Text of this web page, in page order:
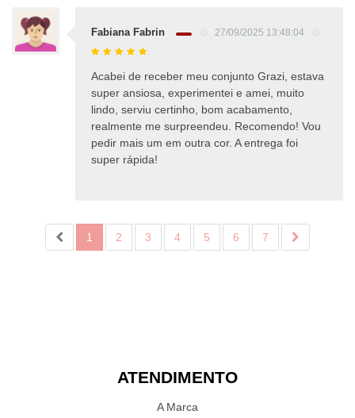
Fabiana Fabrin 27/09/2025 13:48:04
Acabei de receber meu conjunto Grazi, estava
super ansiosa, experimentei e amei, muito
lindo, serviu certinho, bom acabamento,
realmente me surpreendeu. Recomendo! Vou
pedir mais um em outra cor. A entrega foi
super rápida!
1 2 3 4 5 6 7
ATENDIMENTO
A Marca